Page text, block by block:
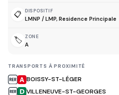
📋 DISPOSITIF
LMNP / LMP, Residence Principale
🏷️ ZONE
A
TRANSPORTS À PROXIMITÉ
BOISSY-ST-LÉGER
VILLENEUVE-ST-GEORGES